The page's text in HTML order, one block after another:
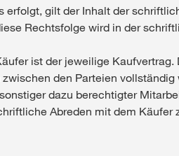
gilt der Inhalt der
Rechtsfolge wird in der
ist der jeweilige
den Parteien
dazu berechtigter
Abreden mit dem Käufer